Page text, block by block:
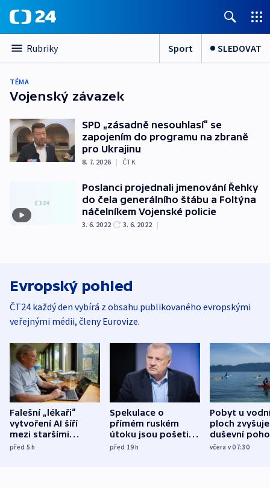
Rubriky Sport SLEDOVAT
TÉMA
Vojenský závazek
SPD „zásadně nesouhlasí“ se
zapojením do programu na zbraně
pro Ukrajinu
8. 7. 2026 | ČTK
Poslanci projednali jmenování Řehky
do čela generálního štábu a Foltýna
náčelníkem Vojenské policie
3. 6. 2022 3. 6. 2022 |
Evropský pohled
ČT24 každý den vybírá z obsahu publikovaného evropskými
veřejnými médii, členy Eurovize.
Falešní „lékaři“
vytvoření AI šíří
mezi staršími
Poláky nebezpečné
před 5h
Spekulace o
přímém ruském
útoku jsou pošetilé,
míní estonský
před 19h
Pobyt u
ploch zvyšuje
duševní
ukázala
včera v 07:30